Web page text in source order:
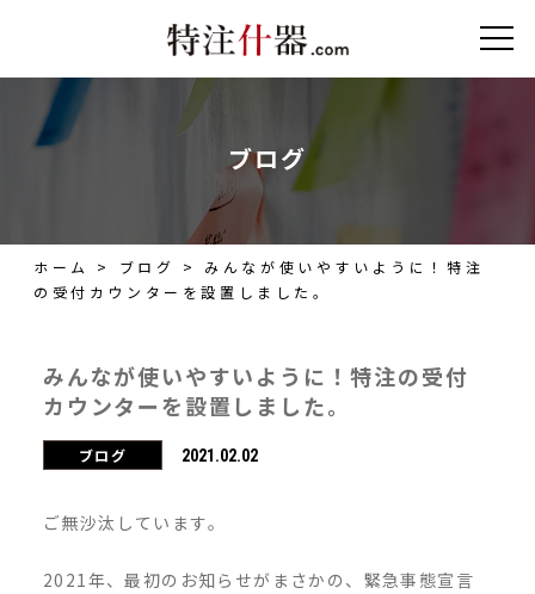
ブログ
ホーム > ブログ > みんなが使いやすいように！特注
の受付カウンターを設置しました。
みんなが使いやすいように！特注の受付
カウンターを設置しました。
ブログ 2021.02.02
ご無沙汰しています。
2021年、最初のお知らせがまさかの、緊急事態宣言